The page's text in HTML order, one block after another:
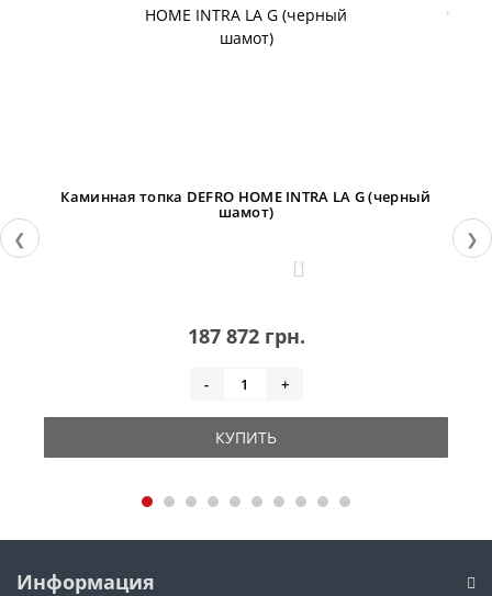
❮
Каминная топка DEFRO HOME INTRA LA G (черный
шамот)
0
187 872 грн.
- +
КУПИТЬ
❯
Информация